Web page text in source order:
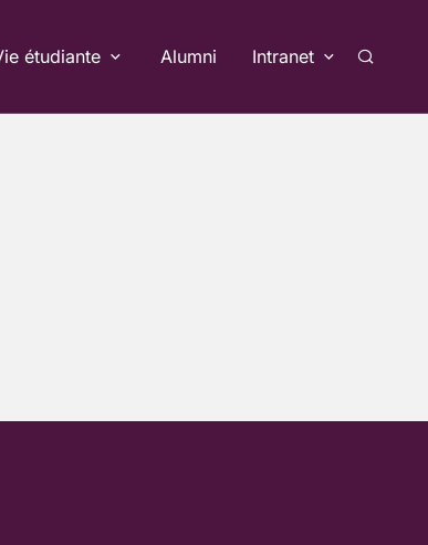
étudiante Alumni Intranet